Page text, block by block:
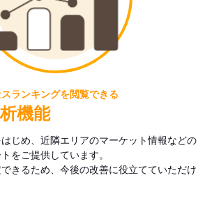
ランキングを閲覧できる
機能
じめ、近隣エリアのマーケット情報などの
をご提供しています。
きるため、今後の改善に役立てていただけ